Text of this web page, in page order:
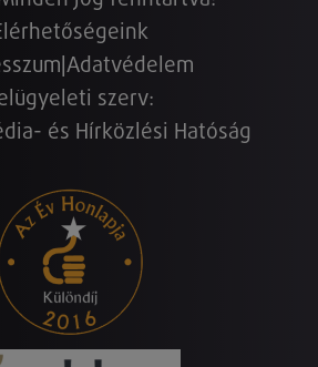
Adatvédelem
szerv:
és Hírközlési Hatóság